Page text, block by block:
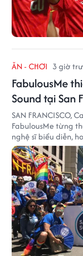
ĂN - CHƠI 3 giờ
FabulousMe
Sound tại San
SAN FRANCISCO,
FabulousMe từng
nghệ sĩ biểu diễn,
2019 mang một
chức phi lợi nhuận
lĩnh vực phòng
và xây dựng môi